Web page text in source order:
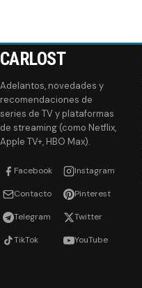
CARLOST
Adelantos, novedades y
recomendaciones de
series de TV y plataformas
de streaming (como Netflix,
Apple TV+, HBO Max).
Facebook Instagram
Contacto Pinterest
Telegram Twitter
TikTok YouTube